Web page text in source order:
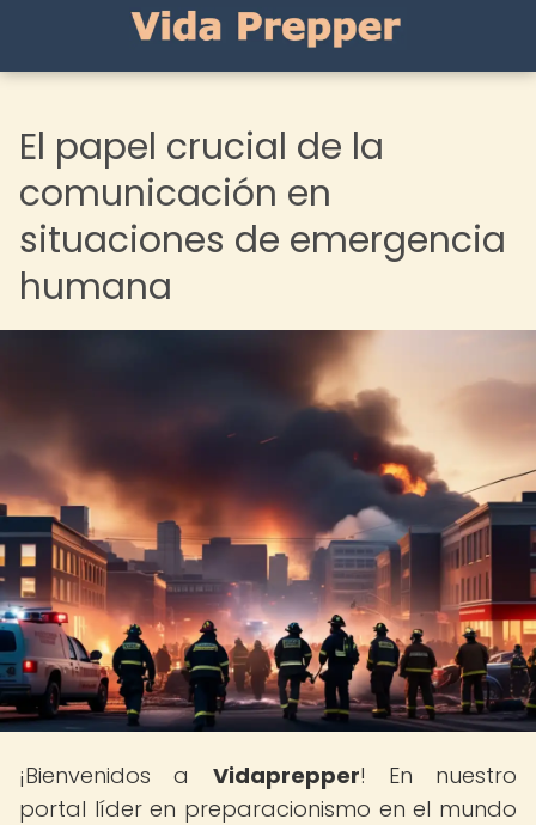
El papel crucial de la
comunicación en
situaciones de emergencia
humana
¡Bienvenidos a Vidaprepper! En nuestro
portal líder en preparacionismo en el mundo